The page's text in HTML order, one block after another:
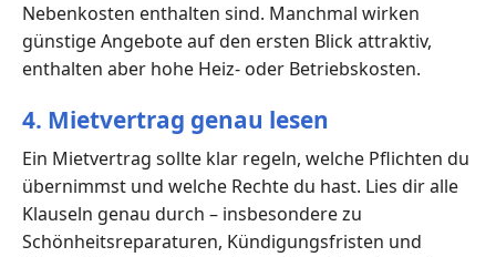
Nebenkosten enthalten sind. Manchmal wirken
günstige Angebote auf den ersten Blick attraktiv,
enthalten aber hohe Heiz- oder Betriebskosten.
4. Mietvertrag genau lesen
Ein Mietvertrag sollte klar regeln, welche Pflichten du
übernimmst und welche Rechte du hast. Lies dir alle
Klauseln genau durch – insbesondere zu
Schönheitsreparaturen, Kündigungsfristen und